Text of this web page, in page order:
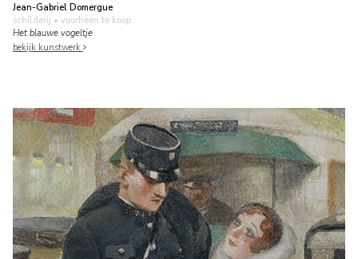
Jean-Gabriel Domergue
schilderij • voorheen te koop
Het blauwe vogeltje
bekijk kunstwerk